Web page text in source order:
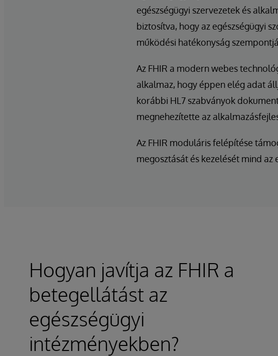
egészségügyi szervezetek és
biztosítva, hogy az egészségügyi
működési hatékonyság
Az FHIR a modern webes
alkalmaz, hogy éppen elég adat
korábbi HL7 szabványok
megnehezítette az
Az FHIR moduláris felépítése
megosztását és kezelését mind az
Hogyan javítja az FHIR a
betegellátást az
egészségügyi
intézményekben?